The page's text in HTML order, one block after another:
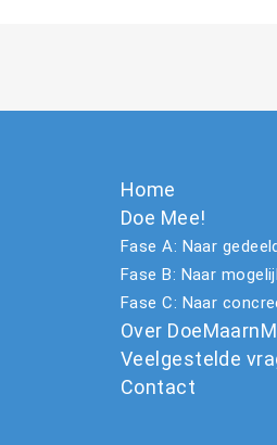
Home
Doe Mee!
Fase A: Naar
Fase B: Naar
Fase C: Naar
Over
Veelgestelde
Contact